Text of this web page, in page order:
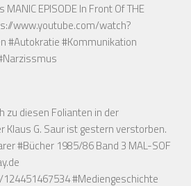
EPISODE In Front Of THE
www.youtube.com/watch?
#Autokratie #Kommunikation
zu diesen Folianten in der
Klaus G. Saur ist gestern verstorben.
#Bücher 1985/86 Band 3 MAL-SOF
#Mediengeschichte